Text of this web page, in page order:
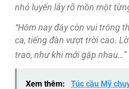
nhỏ luyến láy rõ mồn một
“Hôm nay đây còn vui trông
ca, tiếng đàn vượt trời cao.
trao, như khi mới gặp nhau…”
Xem thêm: Túc cầu Mỹ